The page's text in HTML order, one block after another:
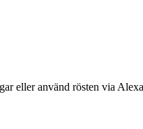
eller använd rösten via